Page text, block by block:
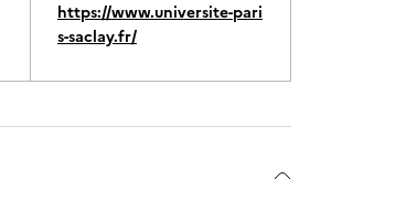
https://www.universite-pari
s-saclay.fr/